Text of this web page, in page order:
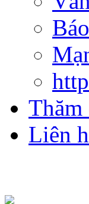
Liên